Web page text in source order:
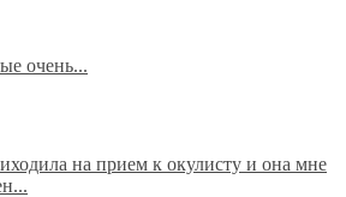
очень...
на прием к окулисту и она мне